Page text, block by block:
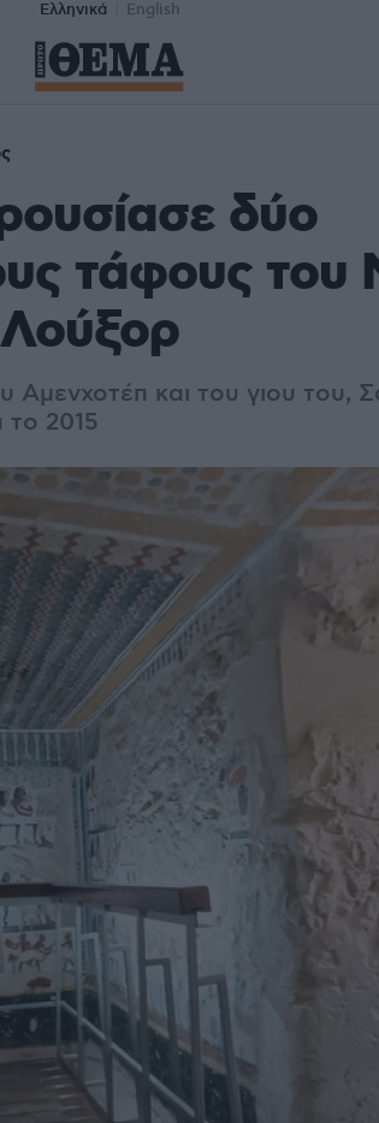
Ελληνικά English
δύο
τάφους του
Αμενχοτέπ και του γιου του,
το 2015